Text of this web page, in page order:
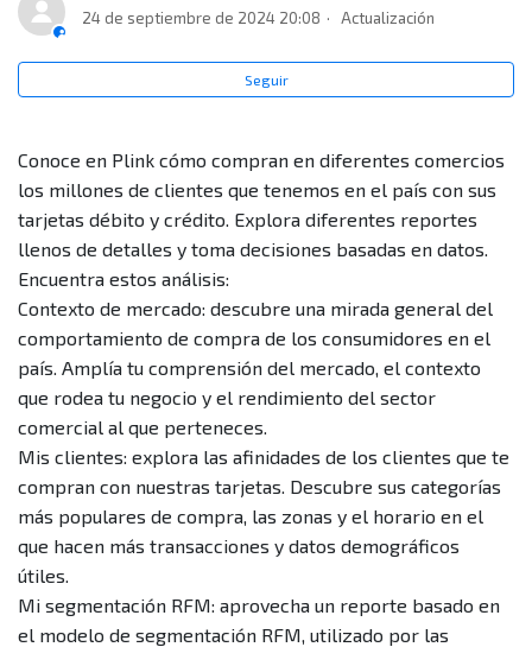
¿Quiénes pueden usar Plink?
¿Qué es Plink?
¿Puedo descargar los reportes del Contexto de
mercado y de Mis clientes de Plink?
¿Qué son las subcategorías y cómo categorizan mi
negocio en Plink?
¿Cuáles son las categorías o sectores en las que
clasifica los comercios Plink?
¿Qué duración tiene el servicio de Plink? ¿puedo
cancelarlo?
¿El servicio de Plink tiene algún costo? ¿cuánto es la
Más información
24 de septiembre de 2024 20:08 Actualización
Seguir
Conoce en Plink cómo compran en diferentes comercios
los millones de clientes que tenemos en el país con sus
tarjetas débito y crédito. Explora diferentes reportes
llenos de detalles y toma decisiones basadas en datos.
Encuentra estos análisis:
Contexto de mercado: descubre una mirada general del
comportamiento de compra de los consumidores en el
país. Amplía tu comprensión del mercado, el contexto
que rodea tu negocio y el rendimiento del sector
comercial al que perteneces.
Mis clientes: explora las afinidades de los clientes que te
compran con nuestras tarjetas. Descubre sus categorías
más populares de compra, las zonas y el horario en el
que hacen más transacciones y datos demográficos
útiles.
Mi segmentación RFM: aprovecha un reporte basado en
el modelo de segmentación RFM, utilizado por las